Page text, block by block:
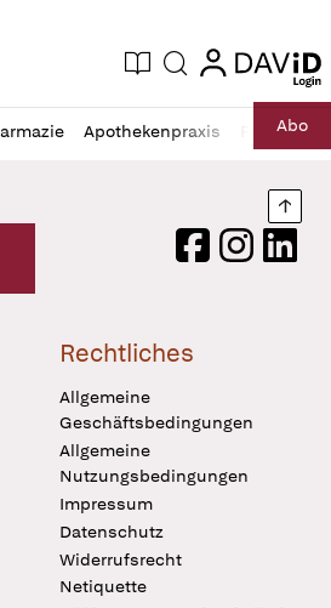
Zeitung
Aktuelle Ausgabe
Suche login
login
Apothekenpraxis RechtAbo
Verlag Logo
FacebookInstagram
Rechtliches
Allgemeine
Geschäftsbedingungen
Allgemeine
Nutzungsbedingungen
Impressum
Datenschutz
Widerrufsrecht
Netiquette